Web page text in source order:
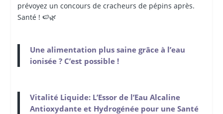
prévoyez un concours de cracheurs de pépins après.
Santé ! 🍉🌿
Une alimentation plus saine grâce à l’eau
ionisée ? C’est possible !
Vitalité Liquide: L’Essor de l’Eau Alcaline
Antioxydante et Hydrogénée pour une Santé